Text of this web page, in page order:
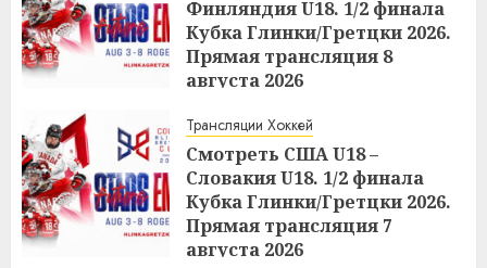
Финляндия U18. 1/2 финала
Кубка Глинки/Гретцки 2026.
Прямая трансляция 8
августа 2026
Трансляции Хоккей
Смотреть США U18 –
Словакия U18. 1/2 финала
Кубка Глинки/Гретцки 2026.
Прямая трансляция 7
августа 2026